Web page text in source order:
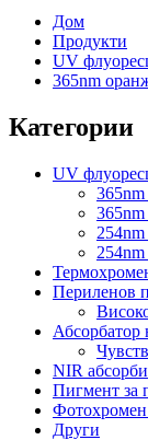
Дом
Продукти
UV
365nm
Категории
UV
Периленов
Абсорбатор
NIR
Пигмент за
Други